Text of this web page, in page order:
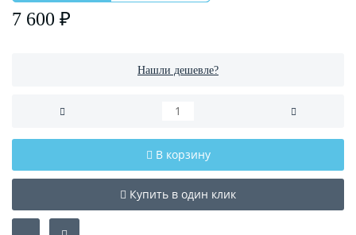
7 600 ₽
Нашли дешевле?
В корзину
Купить в один клик